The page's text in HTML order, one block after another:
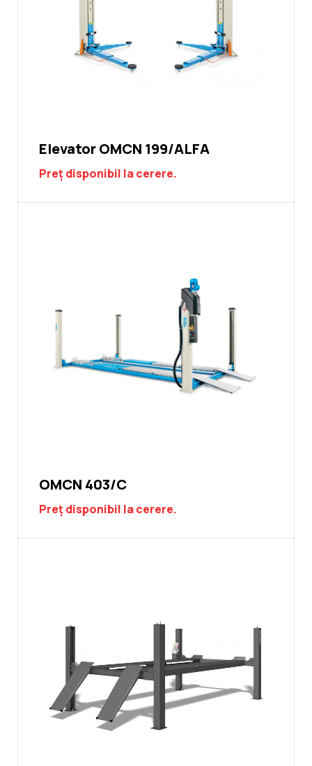
Elevator OMCN 199/ALFA
Preț disponibil la cerere.
OMCN 403/C
Preț disponibil la cerere.